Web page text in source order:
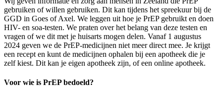
gebruiken of willen gebruiken. Dit kan tijdens het spreekuur bij de
GGD in Goes of Axel. We leggen uit hoe je PrEP gebruikt en doen
HIV- en soa-testen. We praten over het belang van deze testen en
vragen of we dit met je huisarts mogen delen. Vanaf 1 augustus
2024 geven we de PrEP-medicijnen niet meer direct mee. Je krijgt
een recept en kunt de medicijnen ophalen bij een apotheek die je
zelf kiest. Dit kan je eigen apotheek zijn, of een online apotheek.
Voor wie is PrEP bedoeld?